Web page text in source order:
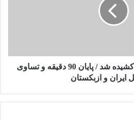
کار به وقت های اضافه کشیده شد / پایان 90 دقیقه و تساوی
ایران و ازبکستان